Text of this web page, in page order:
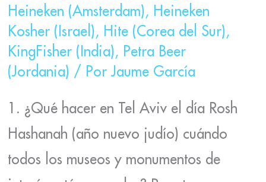
Heineken (Amsterdam), Heineken
Kosher (Israel), Hite (Corea del Sur),
KingFisher (India), Petra Beer
(Jordania) / Por Jaume García
1. ¿Qué hacer en Tel Aviv el día Rosh
Hashanah (año nuevo judío) cuándo
todos los museos y monumentos de